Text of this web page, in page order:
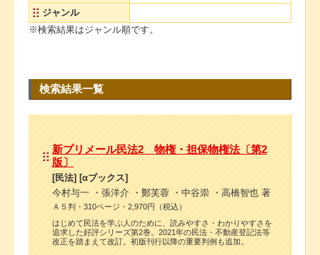
ジャンル
※検索結果はジャンル順です。
検索結果一覧
新プリメール民法2 物権・担保物権法〔第2
版〕
[民法] [αブックス]
今村与一 ・張洋介 ・鄭芙蓉 ・中谷崇 ・高橋智也 著
Ａ５判・310ページ・2,970円（税込）
はじめて民法を学ぶ人のために、読みやすさ・わかりやすさを
追求した好評シリーズ第2巻。2021年の民法・不動産登記法等
改正を踏まえて改訂。初版刊行以降の重要判例も追加。